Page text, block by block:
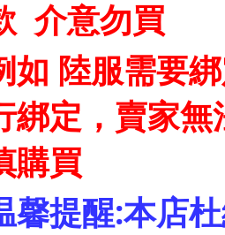
介意勿買
如 陸服需要
綁定，賣家
購買
馨提醒:本店